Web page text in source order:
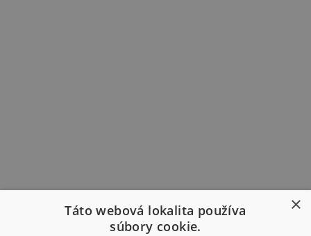
×
Táto webová lokalita používa
súbory cookie.